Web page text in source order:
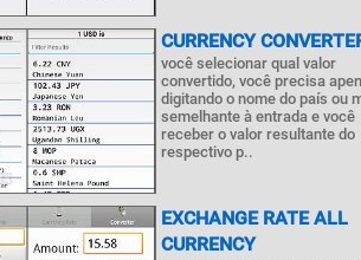
CURRENCY
você selecionar qual valor
convertido, você precisa
digitando o nome do país ou
semelhante à entrada e você
receber o valor resultante do
respectivo p..
EXCHANGE RATE ALL
CURRENCY